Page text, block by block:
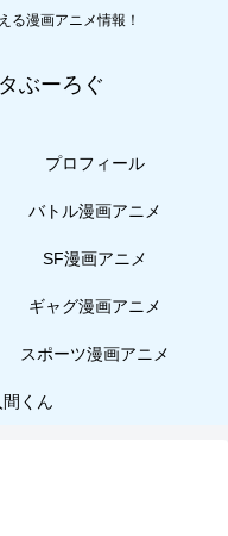
る漫画アニメ情報！
ぶーろぐ
プロフィール
バトル漫画アニメ
SF漫画アニメ
ギャグ漫画アニメ
スポーツ漫画アニメ
くん